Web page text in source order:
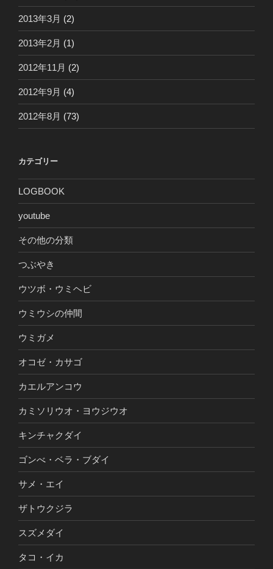
2013年3月 (2)
2013年2月 (1)
2012年11月 (2)
2012年9月 (4)
2012年8月 (73)
カテゴリー
LOGBOOK
youtube
その他の分類
つぶやき
ウツボ・ウミヘビ
ウミウシの仲間
ウミガメ
オコゼ・カサゴ
カエルアンコウ
カミソリウオ・ヨウジウオ
キンチャクダイ
ゴンべ・ベラ・ブダイ
サメ・エイ
ザトウクジラ
スズメダイ
タコ・イカ